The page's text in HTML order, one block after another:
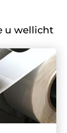
u wellicht